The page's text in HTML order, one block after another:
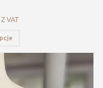
Z VAT
wiele
Opcje